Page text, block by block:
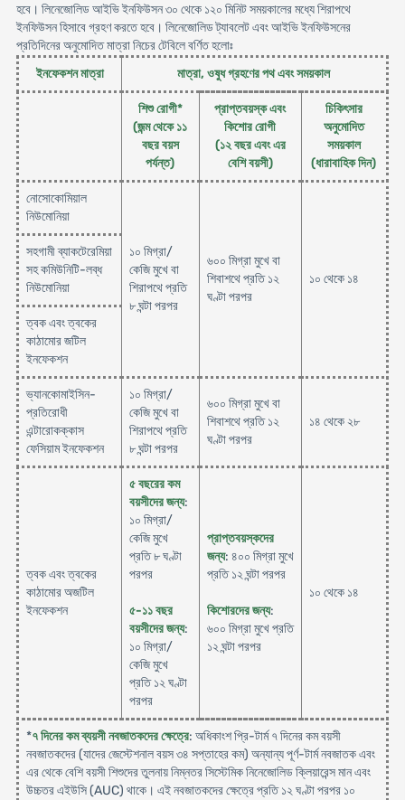
হবে। লিনেজোলিড আইভি ইনফিউসন ৩০ থেকে ১২০ মিনিট সময়কালের মধ্যে শিরাপথে
ইনফিউসন হিসাবে গ্রহণ করতে হবে। লিনেজোলিড ট্যাবলেট এবং আইভি ইনফিউসনের
প্রতিদিনের অনুমোদিত মাত্রা নিচের টেবিলে বর্ণিত হলোঃ
ইনফেকশন মাত্রা
মাত্রা, ওষুধ গ্রহণের পথ এবং সময়কাল
শিশু রোগী*
(জন্ম থেকে ১১
বছর বয়স
পর্যন্ত)
প্রাপ্তবয়স্ক এবং
কিশোর রোগী
(১২ বছর এবং এর
বেশি বয়সী)
চিকিৎসার
অনুমোদিত
সময়কাল
(ধারাবাহিক দিন)
নোসোকোমিয়াল
নিউমোনিয়া
১০ মিগ্রা/
কেজি মুখে বা
শিরাপথে প্রতি
৮ ঘন্টা পরপর
৬০০ মিগ্রা মুখে বা
শিবাশথে প্রতি ১২
ঘণ্টা পরপর
১০ থেকে ১৪
সহগামী ব্যাকটেরেমিয়া
সহ কমিউনিটি-লব্ধ
নিউমোনিয়া
ত্বক এবং ত্বকের
কাঠামোর জটিল
ইনফেকশন
ভ্যানকোমাইসিন-
প্রতিরোধী
এন্টারোকক্কাস
ফেসিয়াম ইনফেকশন
১০ মিগ্রা/
কেজি মুখে বা
শিরাপথে প্রতি
৮ ঘন্টা পরপর
৬০০ মিগ্রা মুখে বা
শিবাশথে প্রতি ১২
ঘণ্টা পরপর
১৪ থেকে ২৮
ত্বক এবং ত্বকের
কাঠামোর অজটিল
ইনফেকশন
৫ বছরের কম
বয়সীদের জন্য:
১০ মিগ্রা/
কেজি মুখে
প্রতি ৮ ঘণ্টা
পরপর
৫-১১ বছর
বয়সীদের জন্য:
১০ মিগ্রা/
কেজি মুখে
প্রতি ১২ ঘণ্টা
পরপর
প্রাপ্তবয়স্কদের
জন্য: ৪০০ মিগ্রা মুখে
প্রতি ১২ ঘন্টা পরপর
কিশোরদের জন্য:
৬০০ মিগ্রা মুখে প্রতি
১২ ঘন্টা পরপর
১০ থেকে ১৪
*৭ দিনের কম ব্যয়সী নবজাতকদের ক্ষেত্রে: অধিকাংশ প্রি-টার্ম ৭ দিনের কম বয়সী
নবজাতকদের (যাদের জেস্টেশনাল বয়স ৩৪ সপ্তাহের কম) অন্যান্য পূর্ণ-টার্ম নবজাতক এবং
এর থেকে বেশি বয়সী শিশুদের তুলনায় নিম্নতর সিস্টেমিক নিনেজোলিড ক্লিয়ারেন্স মান এবং
উচ্চতর এইউসি (AUC) থাকে। এই নবজাতকদের ক্ষেত্রে প্রতি ১২ ঘণ্টা পরপর ১০